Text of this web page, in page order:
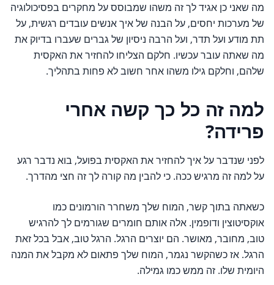
מה שאני כן אגיד לך זה משהו שמבוסס על מחקרים בפסיכולוגיה
של מערכות יחסים, על הבנה של איך אנשים עובדים רגשית, על
תת מודע ועל תדר, ועל הרבה ניסיון של גברים שעברו בדיוק את
מה שאתה עובר עכשיו. חלקם הצליחו להחזיר את האקסית
שלהם, וחלקם גילו משהו אחר חשוב לא פחות בתהליך.
למה זה כל כך קשה אחרי
פרידה?
לפני שנדבר על איך להחזיר את האקסית בפועל, בוא נדבר רגע
על למה זה מרגיש ככה. כי להבין מה קורה לך זה חצי מהדרך.
כשאתה בתוך קשר, המוח שלך משחרר הורמונים כמו
אוקסיטוצין ודופמין. אלה אותם חומרים שגורמים לך להרגיש
טוב, מחובר, מאושר. הם יוצרים הרגל. הרגל טוב, אבל בכל זאת
הרגל. אז כשהקשר נגמר, המוח שלך פתאום לא מקבל את המנה
היומית שלו. זה ממש כמו גמילה.